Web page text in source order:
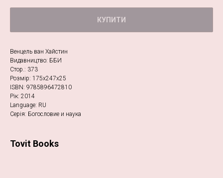
КУПИТИ
Венцель ван Хайстин
Видавництво: ББИ
Стор.: 373
Розмір: 175х247х25
ISBN: 9785896472810
Рік: 2014
Language: RU
Серія: Богословие и наука
Tovit Books